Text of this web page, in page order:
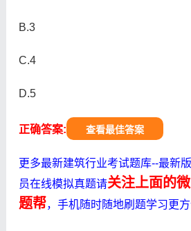
B.3
C.4
D.5
正确答案: 查看最佳答案
更多最新建筑行业考试题库--最新
员在线模拟真题请关注上面的
题帮，手机随时随地刷题学习更方